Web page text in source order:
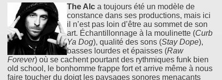
The Alc a toujours été un modèle de
constance dans ses productions, mais ici
il n’est pas loin d’être au sommet de son
art. Échantillonnage à la moulinette (Curb
Ya Dog), qualité des sons (Stay Dope),
basses lourdes et épaisses (Raw
Forever) où se cachent pourtant des rythmiques funk bien
old school, le bonhomme frappe fort et arrive même à nous
faire toucher du doigt les paysages sonores menaçants